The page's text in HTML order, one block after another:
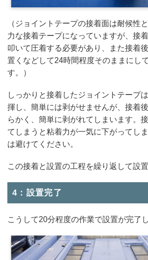
（ジョイントテープの接着面は耐候性
力な接着テープになっていますが、接
叩いて圧着する必要があり、また接着
置くなどして24時間程度そのままにし
す。）
しっかりと接着したジョイントテープ
揮し、簡単には剥がせませんが、接着
らかく、簡単に剥がれてしまいます。
てしまうと粘着力が一気に下がってし
は避けてください。
この接着と設置の工程を繰り返して設
4：設置完了
こうして20分程度の作業で設置が完了